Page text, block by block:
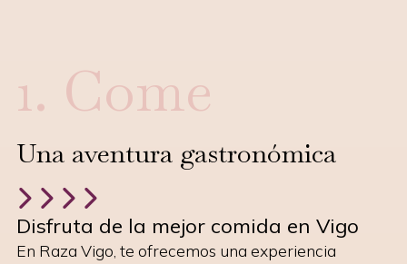
1. Come
Una aventura gastronómica
Disfruta de la mejor comida en Vigo
En Raza Vigo, te ofrecemos una experiencia